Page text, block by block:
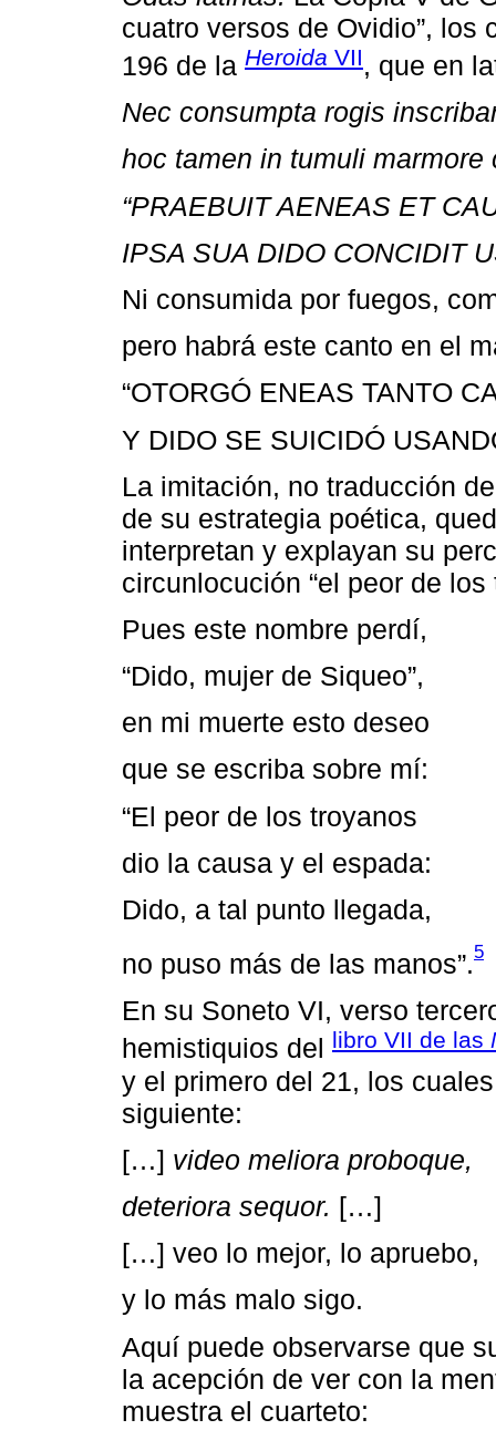
cuatro versos de Ovidio”, los
196 de la Heroida VII, que en
Nec consumpta rogis
hoc tamen in tumuli marmore
“PRAEBUIT AENEAS ET
IPSA SUA DIDO CONCIDIT
Ni consumida por fuegos,
pero habrá este canto en el
“OTORGÓ ENEAS TANTO
Y DIDO SE SUICIDÓ
La imitación, no traducción
de su estrategia poética,
interpretan y explayan su
circunlocución “el peor de
Pues este nombre perdí,
“Dido, mujer de Siqueo”,
en mi muerte esto deseo
que se escriba sobre mí:
“El peor de los troyanos
dio la causa y el espada:
Dido, a tal punto llegada,
no puso más de las manos”.5
En su Soneto VI, verso
hemistiquios del libro VII de las
y el primero del 21, los
siguiente:
[…] video meliora proboque,
deteriora sequor. […]
[…] veo lo mejor, lo apruebo,
y lo más malo sigo.
Aquí puede observarse que
la acepción de ver con la
muestra el cuarteto: